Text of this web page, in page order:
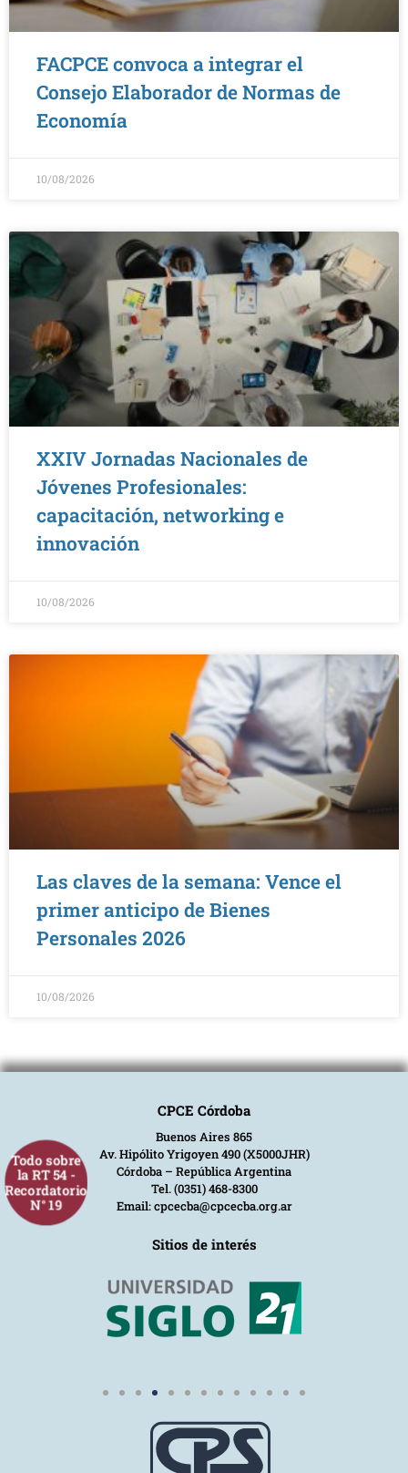
Todo sobre
la RT 54 -
Recordatorio
N° 19
FACPCE convoca a integrar el
Consejo Elaborador de Normas de
Economía
10/08/2026
XXIV Jornadas Nacionales de
Jóvenes Profesionales:
capacitación, networking e
innovación
10/08/2026
Las claves de la semana: Vence el
primer anticipo de Bienes
Personales 2026
10/08/2026
CPCE Córdoba
Buenos Aires 865
Av. Hipólito Yrigoyen 490 (X5000JHR)
Córdoba – República Argentina
Tel. (0351) 468-8300
Email: cpcecba@cpcecba.org.ar
Sitios de interés